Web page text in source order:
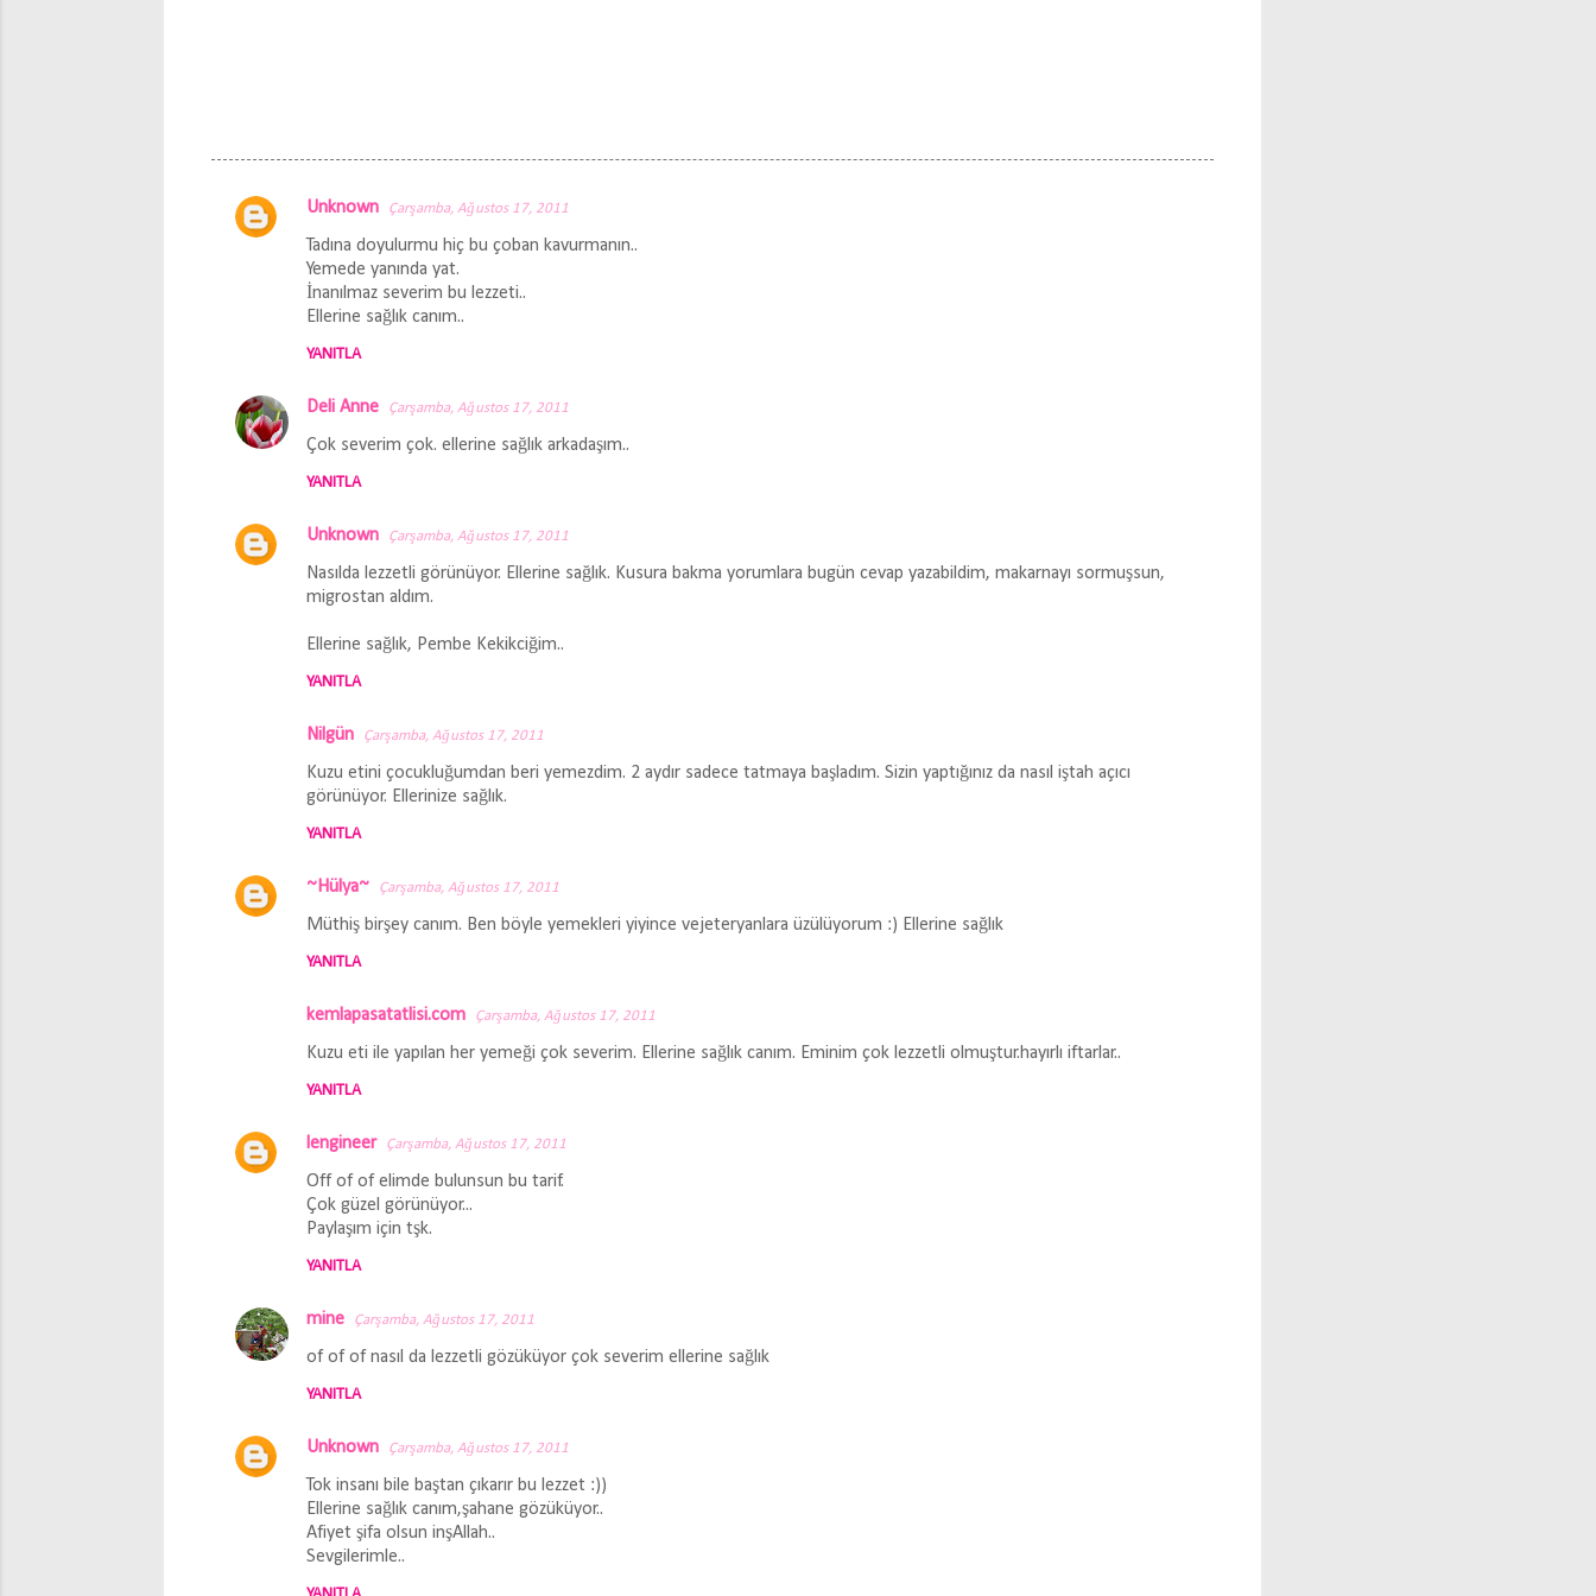
Y
a
Unknown Çarşamba, Ağustos 17, 2011
Tadına doyulurmu hiç bu çoban kavurmanın..
Yemede yanında yat.
İnanılmaz severim bu lezzeti..
Ellerine sağlık canım..
YANITLA
Deli Anne Çarşamba, Ağustos 17, 2011
Çok severim çok. ellerine sağlık arkadaşım..
YANITLA
Unknown Çarşamba, Ağustos 17, 2011
Nasılda lezzetli görünüyor. Ellerine sağlık. Kusura bakma yorumlara bugün cevap yazabildim, makarnayı sormuşsun,
migrostan aldım.
Ellerine sağlık, Pembe Kekikciğim..
YANITLA
Nilgün Çarşamba, Ağustos 17, 2011
Kuzu etini çocukluğumdan beri yemezdim. 2 aydır sadece tatmaya başladım. Sizin yaptığınız da nasıl iştah açıcı
görünüyor. Ellerinize sağlık.
YANITLA
~Hülya~ Çarşamba, Ağustos 17, 2011
Müthiş birşey canım. Ben böyle yemekleri yiyince vejeteryanlara üzülüyorum :) Ellerine sağlık
YANITLA
kemlapasatatlisi.com Çarşamba, Ağustos 17, 2011
Kuzu eti ile yapılan her yemeği çok severim. Ellerine sağlık canım. Eminim çok lezzetli olmuştur.hayırlı iftarlar..
YANITLA
lengineer Çarşamba, Ağustos 17, 2011
Off of of elimde bulunsun bu tarif.
Çok güzel görünüyor...
Paylaşım için tşk.
YANITLA
mine Çarşamba, Ağustos 17, 2011
of of of nasıl da lezzetli gözüküyor çok severim ellerine sağlık
YANITLA
Unknown Çarşamba, Ağustos 17, 2011
Tok insanı bile baştan çıkarır bu lezzet :))
Ellerine sağlık canım,şahane gözüküyor..
Afiyet şifa olsun inşAllah..
Sevgilerimle..